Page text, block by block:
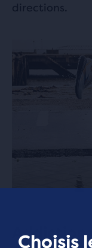
directions.
Addiction
Choisis